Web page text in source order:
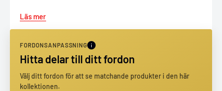
Läs mer
FORDONSANPASSNING
Hitta delar till ditt fordon
Välj ditt fordon för att se matchande produkter i den här
kollektionen.